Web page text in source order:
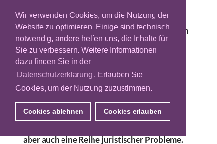
Wir verwenden Cookies, um die Nutzung der
Website zu optimieren. Einige sind technisch
notwendig, andere helfen uns, die Inhalte für
Sie zu verbessern. Weitere Informationen
dazu finden Sie in der
Datenschutzerklärung . Erlauben Sie
Cookies, um der Nutzung zuzustimmen.
Cookies ablehnen Cookies erlauben
Webshops. Scheinbar verlorene Kunden
können reaktiviert und gezielt angesprochen
werden. Persönliche Produktangebote auf
den Werbebannern sind ohne Weiteres
denkbar. Wer als Nutzer bei den
Versandkosten abbricht, mag den nächsten
Einkauf versandkostenfrei erhalten. Dem
erkannten Schnäppchenjäger werden im
Banner kräftige Rabatte versprochen. Diese
aber auch eine Reihe juristischer Probleme.